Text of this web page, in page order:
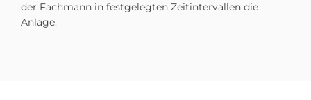
der Fach­mann in fest­gelegten Zeit­­inter­vallen die
Anlage.